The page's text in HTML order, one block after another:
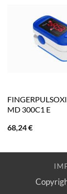
MD 300C1 E
68,24€